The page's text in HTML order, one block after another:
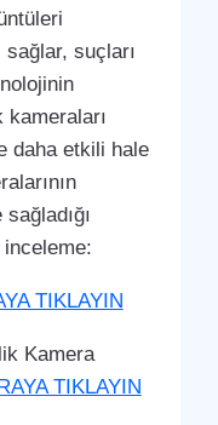
suçları
daha etkili hale
inceleme:
TIKLAYIN
Kamera
TIKLAYIN